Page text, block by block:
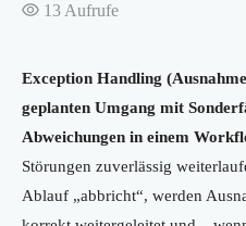
13 Aufrufe
Exception Handling
geplanten Umgang mit
Abweichungen in einem
Störungen zuverlässig
Ablauf „abbricht“, werden